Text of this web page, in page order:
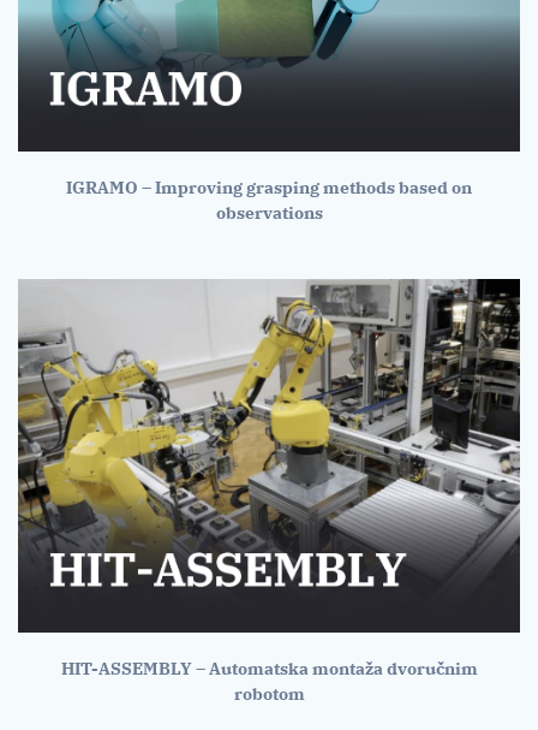
IGRAMO – Improving grasping methods based on
observations
HIT-ASSEMBLY – Automatska montaža dvoručnim
robotom